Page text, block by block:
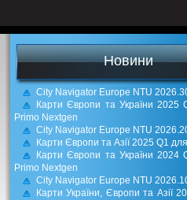
Новини
City Navigator Europe NTU
Карти Європи та України 2025
Primo Nextgen
City Navigator Europe NTU
Карти Європи та Азії 2025 Q1
Карти Європи та України 2024
Primo Nextgen
City Navigator Europe NTU
Карти України, Європи та Азії